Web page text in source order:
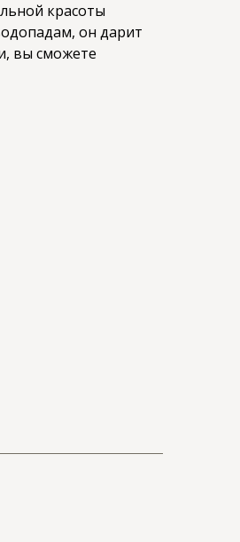
красоты
он дарит
вы сможете